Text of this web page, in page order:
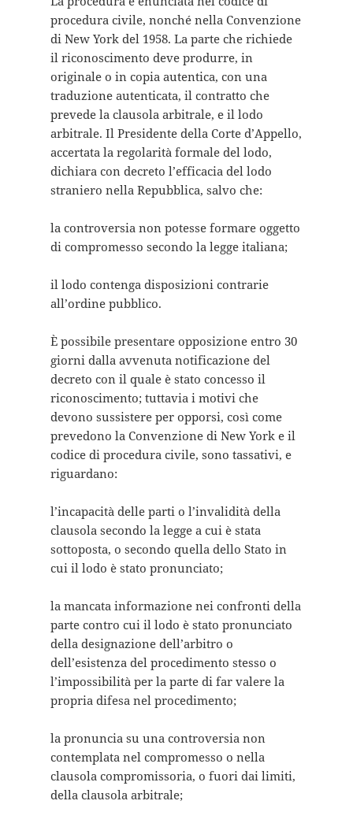
procedura civile, nonché nella Convenzione
di New York del 1958. La parte che richiede
il riconoscimento deve produrre, in
originale o in copia autentica, con una
traduzione autenticata, il contratto che
prevede la clausola arbitrale, e il lodo
arbitrale. Il Presidente della Corte d’Appello,
accertata la regolarità formale del lodo,
dichiara con decreto l’efficacia del lodo
straniero nella Repubblica, salvo che:
la controversia non potesse formare oggetto
di compromesso secondo la legge italiana;
il lodo contenga disposizioni contrarie
all’ordine pubblico.
È possibile presentare opposizione entro 30
giorni dalla avvenuta notificazione del
decreto con il quale è stato concesso il
riconoscimento; tuttavia i motivi che
devono sussistere per opporsi, così come
prevedono la Convenzione di New York e il
codice di procedura civile, sono tassativi, e
riguardano:
l’incapacità delle parti o l’invalidità della
clausola secondo la legge a cui è stata
sottoposta, o secondo quella dello Stato in
cui il lodo è stato pronunciato;
la mancata informazione nei confronti della
parte contro cui il lodo è stato pronunciato
della designazione dell’arbitro o
dell’esistenza del procedimento stesso o
l’impossibilità per la parte di far valere la
propria difesa nel procedimento;
la pronuncia su una controversia non
contemplata nel compromesso o nella
clausola compromissoria, o fuori dai limiti,
della clausola arbitrale;